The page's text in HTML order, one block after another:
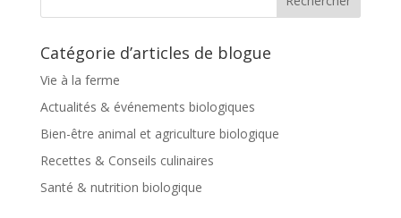
Catégorie d’articles de blogue
Vie à la ferme
Actualités & événements biologiques
Bien-être animal et agriculture biologique
Recettes & Conseils culinaires
Santé & nutrition biologique